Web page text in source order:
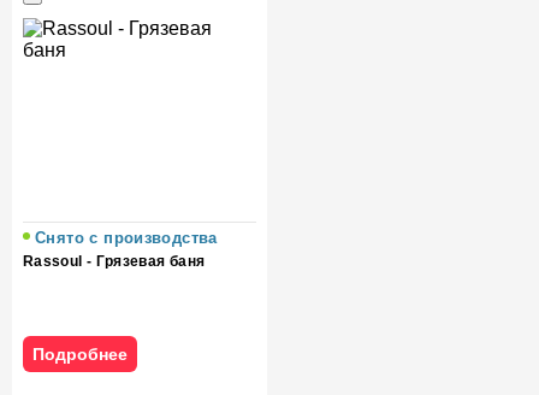
Снято с производства
Rassoul - Грязевая баня
Подробнее